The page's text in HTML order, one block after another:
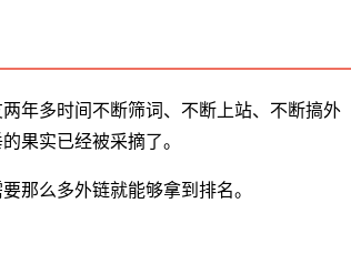
年多时间不断筛词、不断上站、不断搞外
果实已经被采摘了。
那么多外链就能够拿到排名。